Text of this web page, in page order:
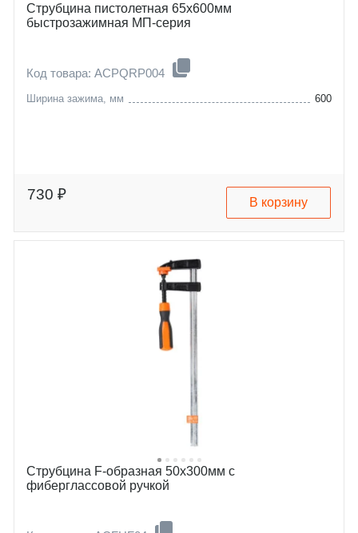
Струбцина пистолетная 65х600мм
быстрозажимная МП-серия
Код товара: ACPQRP004
Ширина зажима, мм 600
730 ₽ В корзину
Струбцина F-образная 50х300мм с
фиберглассовой ручкой